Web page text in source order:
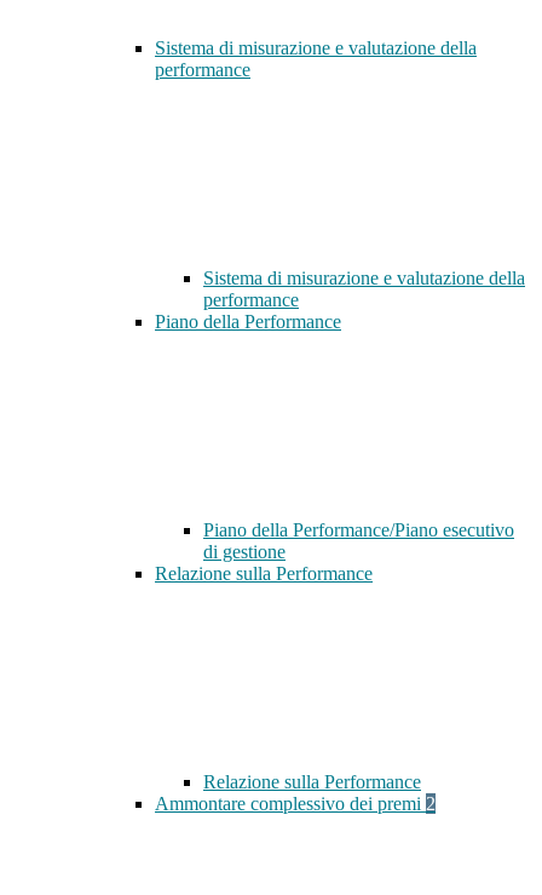
Sistema di misurazione e valutazione della
performance
Sistema di misurazione e valutazione della
performance
Piano della Performance
Piano della Performance/Piano esecutivo
di gestione
Relazione sulla Performance
Relazione sulla Performance
Ammontare complessivo dei premi 2